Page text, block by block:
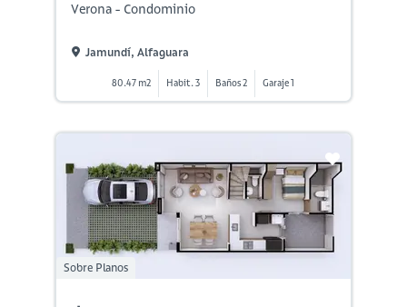
Verona - Condominio
Jamundí, Alfaguara
80.47 m2 Habit. 3 Baños 2 Garaje 1
Sobre Planos